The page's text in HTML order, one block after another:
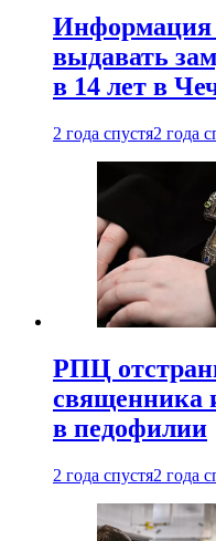
Информация
выдавать
в 14 лет в
2 года спустя2 года
РПЦ
священника
в педофилии
2 года спустя2 года